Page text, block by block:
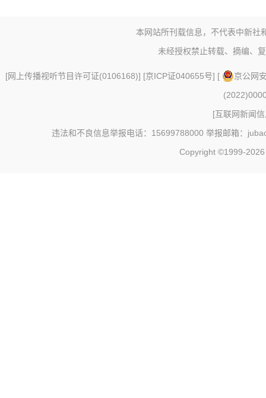
本网站所刊载信息，不代表中新社
未经授权禁止转载、摘编、
[网上传播视听节目许可证(0106168)] [京ICP证040655号] [
京公网
[互联网新闻
违法和不良信息举报电话：15699788000 举报邮箱：
Copyright ©1999-